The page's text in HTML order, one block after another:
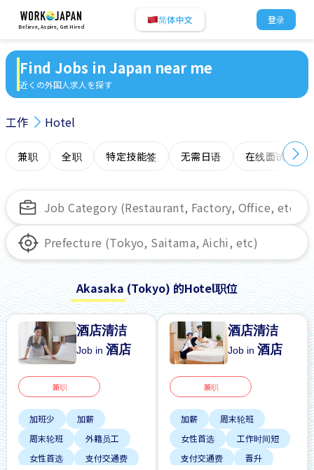
Believe, Aspire, Get Hired
简体中文 登录
Find Jobs in Japan near me
近くの外国人求人を探す
工作 Hotel
兼职 全职 特定技能签 无需日语 在线面试
Akasaka (Tokyo) 的Hotel职位
酒店清洁
Job in酒店
兼职
加班少
加薪
周末轮班
外籍员工
女性首选
支付交通费
酒店清洁
Job in酒店
兼职
加薪
周末轮班
女性首选
工作时间短
支付交通费
晋升